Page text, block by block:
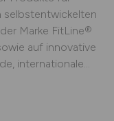
selbstentwickelten
Marke FitLine®
auf innovative
internationale...